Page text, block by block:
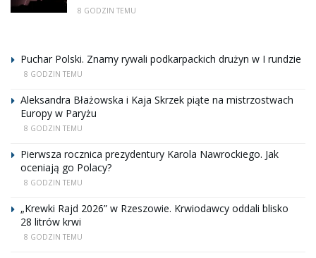
8 GODZIN TEMU
Puchar Polski. Znamy rywali podkarpackich drużyn w I rundzie
8 GODZIN TEMU
Aleksandra Błażowska i Kaja Skrzek piąte na mistrzostwach
Europy w Paryżu
8 GODZIN TEMU
Pierwsza rocznica prezydentury Karola Nawrockiego. Jak
oceniają go Polacy?
8 GODZIN TEMU
„Krewki Rajd 2026” w Rzeszowie. Krwiodawcy oddali blisko
28 litrów krwi
8 GODZIN TEMU